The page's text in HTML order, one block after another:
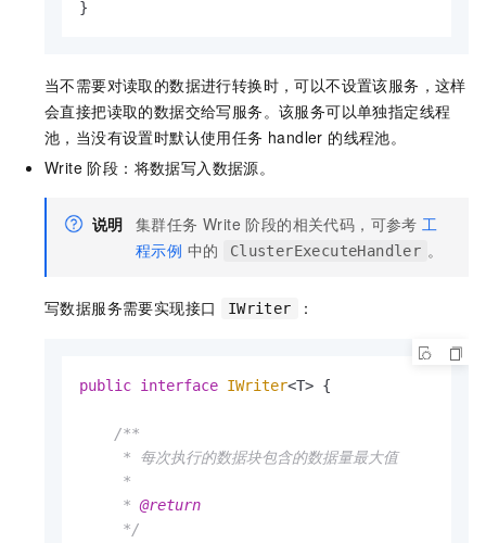
}
当不需要对读取的数据进行转换时，可以不设置该服务，这样
会直接把读取的数据交给写服务。该服务可以单独指定线程
池，当没有设置时默认使用任务 handler 的线程池。
Write 阶段：将数据写入数据源。
说明 集群任务 Write 阶段的相关代码，可参考工
程示例 中的 ClusterExecuteHandler 。
写数据服务需要实现接口 IWriter ：
public interface IWriter<T> {
/**
     * 每次执行的数据块包含的数据量最大值
     *
     *
@return
     */